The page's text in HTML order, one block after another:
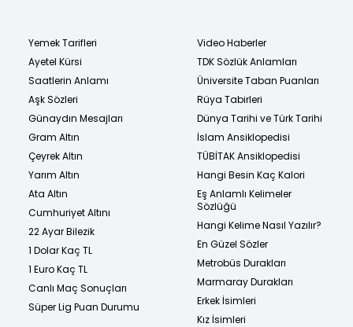
Yemek Tarifleri
Ayetel Kürsi
Saatlerin Anlamı
Aşk Sözleri
Günaydın Mesajları
Gram Altın
Çeyrek Altın
Yarım Altın
Ata Altın
Cumhuriyet Altını
22 Ayar Bilezik
1 Dolar Kaç TL
1 Euro Kaç TL
Canlı Maç Sonuçları
Süper Lig Puan Durumu
Video Haberler
TDK Sözlük Anlamları
Üniversite Taban Puanları
Rüya Tabirleri
Dünya Tarihi ve Türk Tarihi
İslam Ansiklopedisi
TÜBİTAK Ansiklopedisi
Hangi Besin Kaç Kalori
Eş Anlamlı Kelimeler
Sözlüğü
Hangi Kelime Nasıl Yazılır?
En Güzel Sözler
Metrobüs Durakları
Marmaray Durakları
Erkek İsimleri
Kız İsimleri